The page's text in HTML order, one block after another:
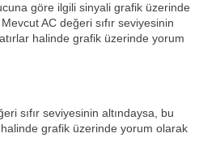
göre ilgili sinyali grafik üzerinde
AC değeri sıfır seviyesinin
halinde grafik üzerinde yorum
sıfır seviyesinin altındaysa, bu
grafik üzerinde yorum olarak